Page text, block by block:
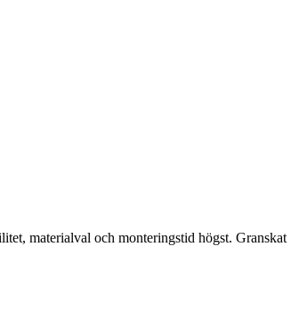
materialval och monteringstid högst. Granskat